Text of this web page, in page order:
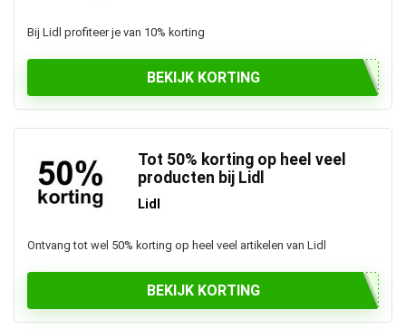
Bij Lidl profiteer je van 10% korting
BEKIJK KORTING
Tot 50% korting op heel veel
producten bij Lidl
Lidl
Ontvang tot wel 50% korting op heel veel artikelen van Lidl
BEKIJK KORTING